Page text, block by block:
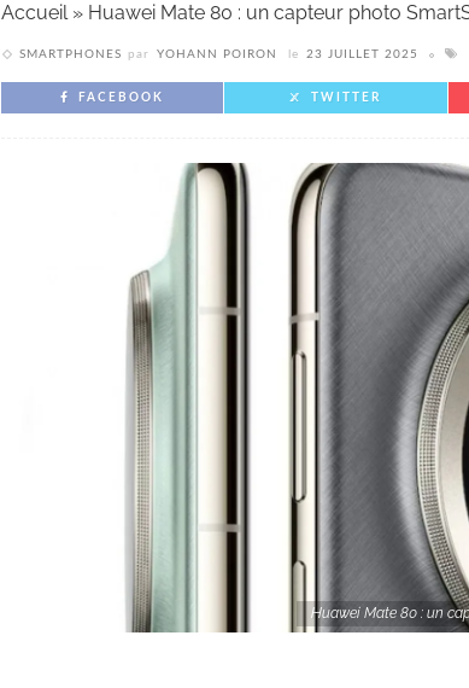
Accueil» Huawei Mate 80 : un capteur photo
SMARTPHONES par YOHANN POIRON le 23 JUILLET 2025
FACEBOOK TWITTER
Huawei Mate 80 : un